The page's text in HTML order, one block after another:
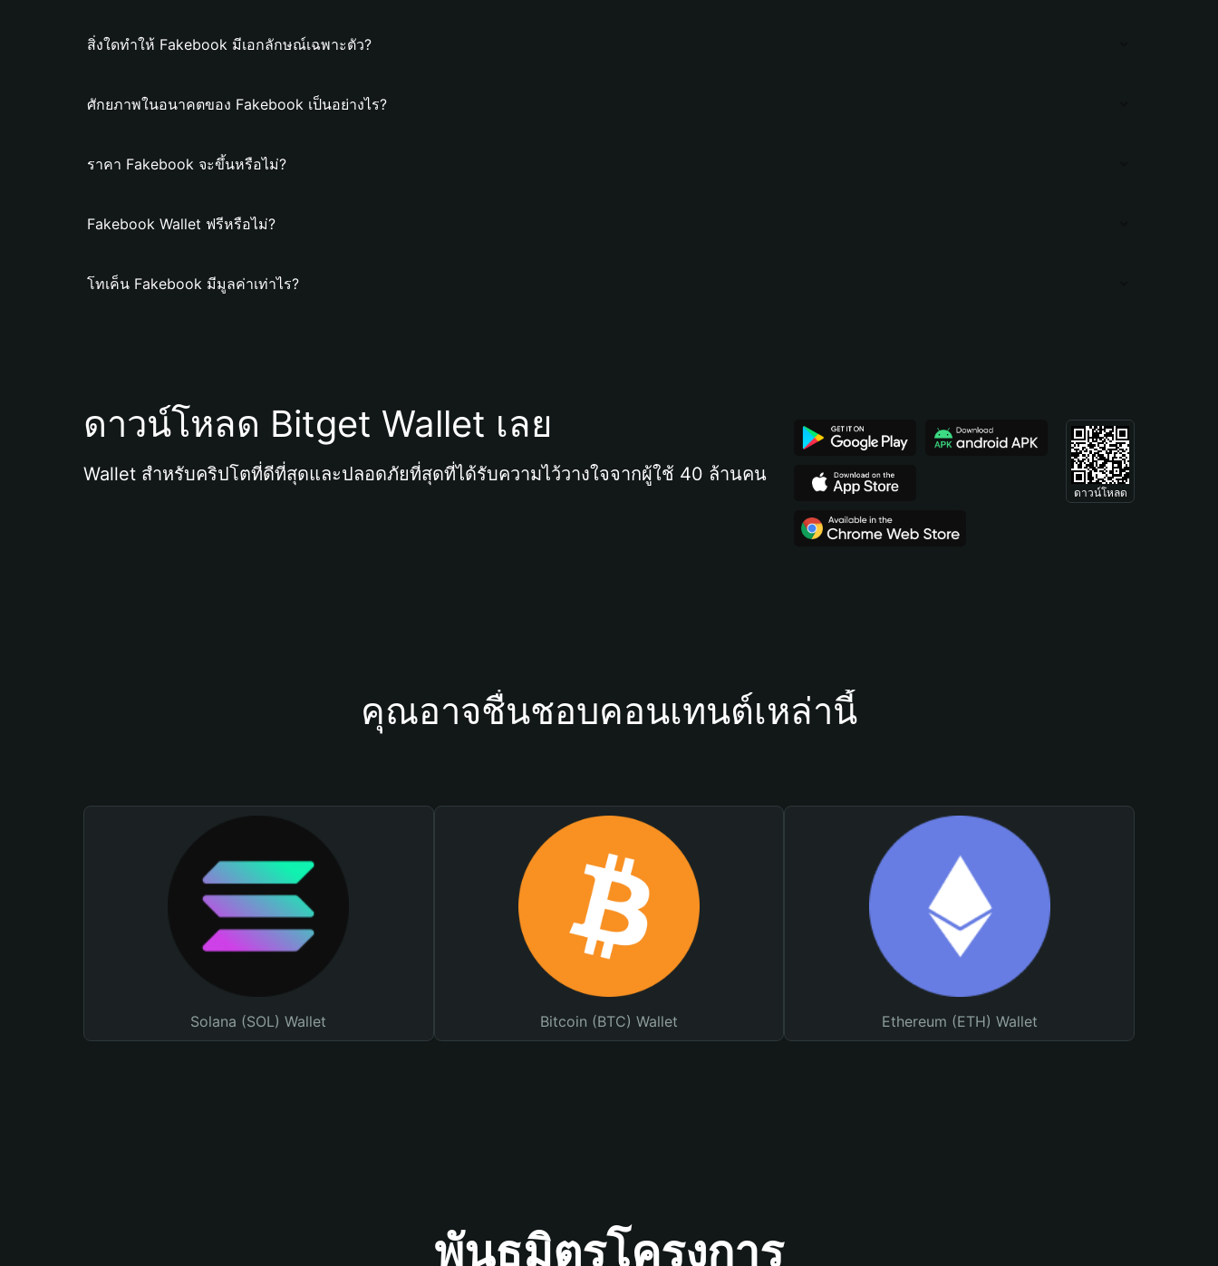
สิ่งใดทำให้ Fakebook มีเอกลักษณ์เฉพาะตัว?
ศักยภาพในอนาคตของ Fakebook เป็นอย่างไร?
ราคา Fakebook จะขึ้นหรือไม่?
Fakebook Wallet ฟรีหรือไม่?
โทเค็น Fakebook มีมูลค่าเท่าไร?
ดาวน์โหลด Bitget Wallet เลย
Wallet สำหรับคริปโตที่ดีที่สุดและปลอดภัยที่สุดที่ได้รับความไว้วางใจจากผู้ใช้ 40 ล้านคน
ดาวน์โหลด
คุณอาจชื่นชอบคอนเทนต์เหล่านี้
Solana (SOL) Wallet Bitcoin (BTC) Wallet Ethereum (ETH) Wallet
พันธมิตรโครงการ